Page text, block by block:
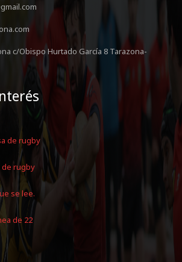
c/Obispo Hurtado García 8 Tarazona-
de rugby
de rugby
se lee.
de 22